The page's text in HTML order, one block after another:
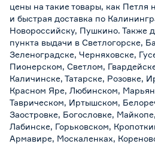
цены на такие товары, как Петля
и быстрая доставка по
Новороссийску, Пушкино. Также
пункта выдачи в Светлогорске,
Зеленоградске, Черняховске,
Пионерском, Светлом,
Каличинске, Татарске, Розовке,
Красном Яре, Любинском,
Таврическом, Иртышском,
Заостровке, Богословке,
Лабинске, Горьковском,
Армавире, Москаленках,